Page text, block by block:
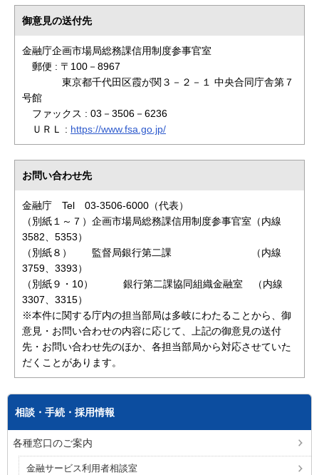
御意見の送付先
金融庁企画市場局総務課信用制度参事官室
郵便 : 〒100－8967
東京都千代田区霞が関３－２－１ 中央合同庁舎第７
号館
ファックス : 03－3506－6236
ＵＲＬ : https://www.fsa.go.jp/
お問い合わせ先
金融庁 Tel 03-3506-6000（代表）
（別紙１～７）企画市場局総務課信用制度参事官室（内線
3582、5353）
（別紙８） 監督局銀行第二課 （内線
3759、3393）
（別紙９・10） 銀行第二課協同組織金融室 （内線
3307、3315）
※本件に関する庁内の担当部局は多岐にわたることから、御
意見・お問い合わせの内容に応じて、上記の御意見の送付
先・お問い合わせ先のほか、各担当部局から対応させていた
だくことがあります。
相談・手続・採用情報
各種窓口のご案内
金融サービス利用者相談室